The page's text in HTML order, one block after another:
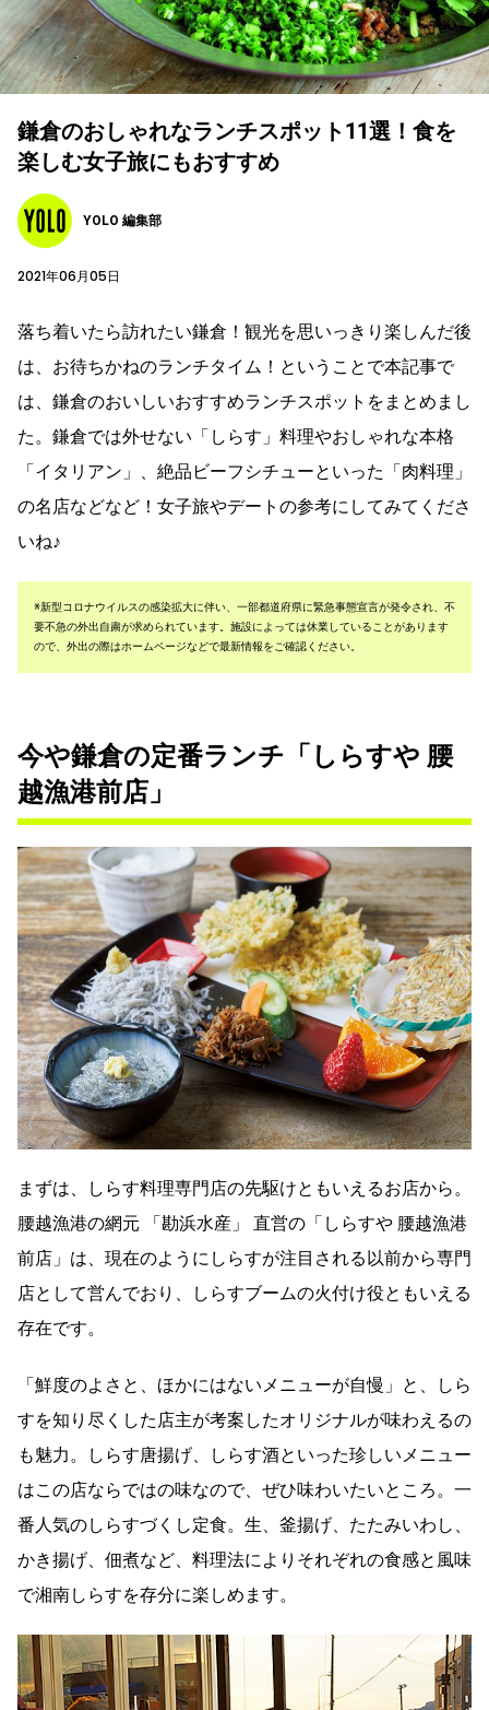
鎌倉のおしゃれなランチスポット11選！食を
楽しむ女子旅にもおすすめ
YOLO 編集部
2021年06月05日
落ち着いたら訪れたい鎌倉！観光を思いっきり楽しんだ後
は、お待ちかねのランチタイム！ということで本記事で
は、鎌倉のおいしいおすすめランチスポットをまとめまし
た。鎌倉では外せない「しらす」料理やおしゃれな本格
「イタリアン」、絶品ビーフシチューといった「肉料理」
の名店などなど！女子旅やデートの参考にしてみてくださ
いね♪
※新型コロナウイルスの感染拡大に伴い、一部都道府県に緊急事態宣言が発令され、不
要不急の外出自粛が求められています。施設によっては休業していることがあります
ので、外出の際はホームページなどで最新情報をご確認ください。
今や鎌倉の定番ランチ「しらすや 腰
越漁港前店」
まずは、しらす料理専門店の先駆けともいえるお店から。
腰越漁港の網元 「勘浜水産」 直営の「しらすや 腰越漁港
前店」は、現在のようにしらすが注目される以前から専門
店として営んでおり、しらすブームの火付け役ともいえる
存在です。
「鮮度のよさと、ほかにはないメニューが自慢」と、しら
すを知り尽くした店主が考案したオリジナルが味わえるの
も魅力。しらす唐揚げ、しらす酒といった珍しいメニュー
はこの店ならではの味なので、ぜひ味わいたいところ。一
番人気のしらすづくし定食。生、釜揚げ、たたみいわし、
かき揚げ、佃煮など、料理法によりそれぞれの食感と風味
で湘南しらすを存分に楽しめます。